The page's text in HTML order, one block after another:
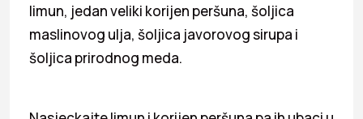
limun, jedan veliki korijen peršuna, šoljica
maslinovog ulja, šoljica javorovog sirupa i
šoljica prirodnog meda.